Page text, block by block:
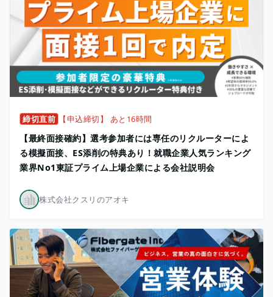
締切直前 【申込締切】 あと16時間
【最終面接確約】選考参加者には専任のリクルーターによ
る模擬面接、ES添削の特典あり！就職企業人気ランキング
業界No1東証プライム上場企業による会社説明会
株式会社クスリのアオキ